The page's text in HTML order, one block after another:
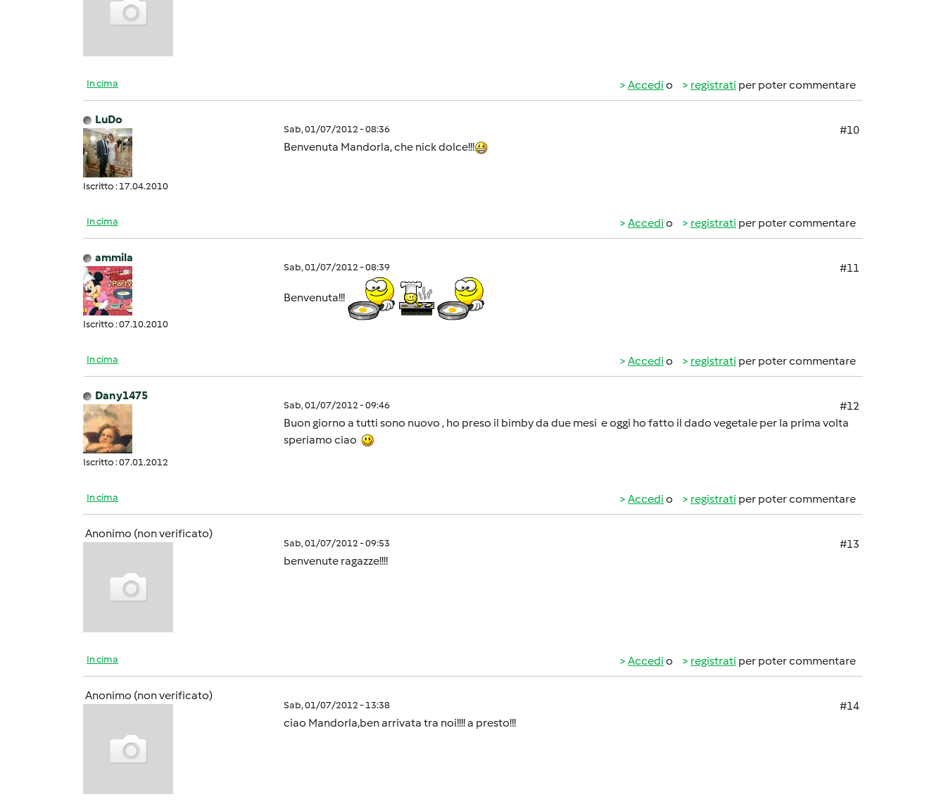
In cima Accedi o registrati per poter commentare
LuDo
Iscritto : 17.04.2010
Sab, 01/07/2012 - 08:36
#10
Benvenuta Mandorla, che nick dolce!!!
In cima Accedi o registrati per poter commentare
ammila
Iscritto : 07.10.2010
Sab, 01/07/2012 - 08:39 #11
Benvenuta!!!
In cima Accedi o registrati per poter commentare
Dany1475
Iscritto : 07.01.2012
Sab, 01/07/2012 - 09:46
#12
Buon giorno a tutti sono nuovo , ho preso il bimby da due mesi e oggi ho fatto il dado vegetale per la prima volta
speriamo ciao
In cima Accedi o registrati per poter commentare
Anonimo (non verificato)
Sab, 01/07/2012 - 09:53
#13
benvenute ragazze!!!!
In cima Accedi o registrati per poter commentare
Anonimo (non verificato)
Sab, 01/07/2012 - 13:38
#14
ciao Mandorla,ben arrivata tra noi!!!! a presto!!!